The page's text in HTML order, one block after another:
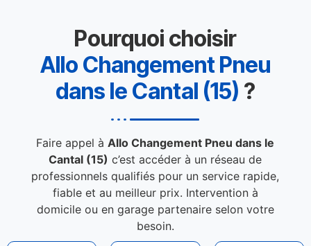
Pourquoi choisir
Allo Changement Pneu
dans le Cantal (15) ?
Faire appel àAllo Changement Pneu dans le
Cantal (15) c’est accéder à un réseau de
professionnels qualifiés pour un service rapide,
fiable et au meilleur prix. Intervention à
domicile ou en garage partenaire selon votre
besoin.